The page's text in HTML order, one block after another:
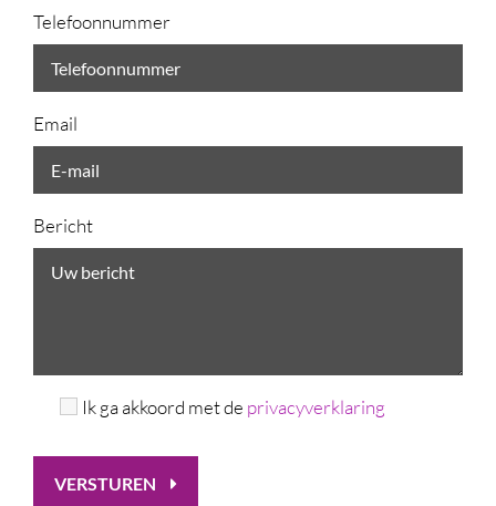
Telefoonnummer
Email
Bericht
Ik ga akkoord met de privacyverklaring
VERSTUREN